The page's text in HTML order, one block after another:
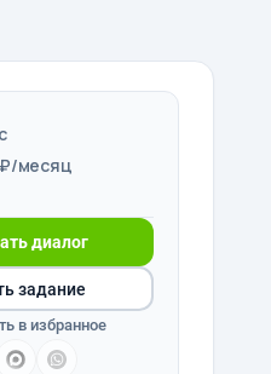
₽/месяц
диалог
задание
в избранное